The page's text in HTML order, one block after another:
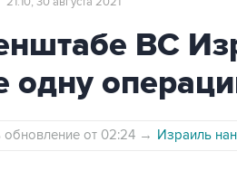
ВС
одну
обновление от 02:24 → Израиль